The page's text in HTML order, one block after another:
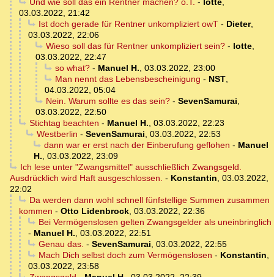
Und wie soll das ein Rentner machen? o.T. - lotte,
03.03.2022, 21:42
Ist doch gerade für Rentner unkompliziert owT- Dieter,
03.03.2022, 22:06
Wieso soll das für Rentner unkompliziert sein?- lotte,
03.03.2022, 22:47
so what?- Manuel H., 03.03.2022, 23:00
Man nennt das Lebensbescheinigung - NST,
04.03.2022, 05:04
Nein. Warum sollte es das sein?- SevenSamurai,
03.03.2022, 22:50
Stichtag beachten - Manuel H., 03.03.2022, 22:23
Westberlin - SevenSamurai, 03.03.2022, 22:53
dann war er erst nach der Einberufung geflohen - Manuel
H., 03.03.2022, 23:09
Ich lese unter "Zwangsmittel" ausschließlich Zwangsgeld.
Ausdrücklich wird Haft ausgeschlossen. - Konstantin, 03.03.2022,
22:02
Da werden dann wohl schnell fünfstellige Summen zusammen
kommen - Otto Lidenbrock, 03.03.2022, 22:36
Bei Vermögenslosen gelten Zwangsgelder als uneinbringlich
- Manuel H., 03.03.2022, 22:51
Genau das. - SevenSamurai, 03.03.2022, 22:55
Mach Dich selbst doch zum Vermögenslosen - Konstantin,
03.03.2022, 23:58